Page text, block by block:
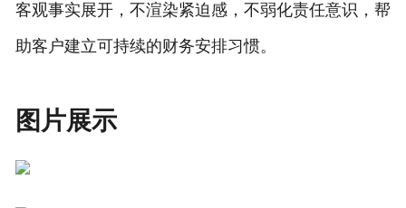
客观事实展开，不渲染紧迫感，不弱化责任意识，帮
助客户建立可持续的财务安排习惯。
图片展示